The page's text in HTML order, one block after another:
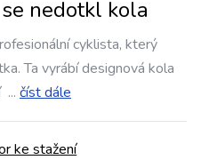
nedotkl kola
cyklista, který
Ta vyrábí designová kola
... číst dále
ke stažení